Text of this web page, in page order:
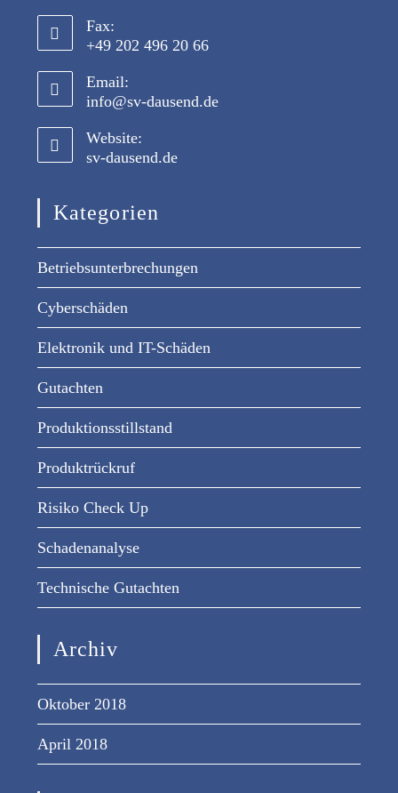
Fax:
+49 202 496 20 66
Email:
info@sv-dausend.de
Website:
sv-dausend.de
Kategorien
Betriebsunterbrechungen
Cyberschäden
Elektronik und IT-Schäden
Gutachten
Produktionsstillstand
Produktrückruf
Risiko Check Up
Schadenanalyse
Technische Gutachten
Archiv
Oktober 2018
April 2018